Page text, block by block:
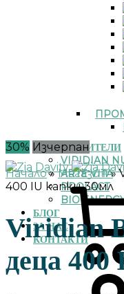
ПРОИЗВОДИТЕЛИ
VIRIDIAN
ARTE VITA
PROLACT
BIO
БЛОГ
ЗА НАС
КОНТАКТИ
30% Изчерпан
Начало»Магазин»
400 IU капки 30мл
Viridian
деца